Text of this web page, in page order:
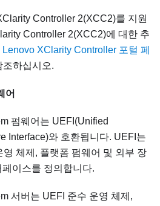
Controller 2(XCC2)를 지원
Controller 2(XCC2)에 대한 추
Lenovo XClarity Controller 포털 페
조하십시오.
어
펌웨어는 UEFI(Unified
Interface)와 호환됩니다. UEFI는
영 체제, 플랫폼 펌웨어 및 외부 장
이스를 정의합니다.
서버는 UEFI 준수 운영 체제,